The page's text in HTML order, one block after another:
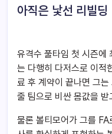
아직은 낯선 리빌딩
유격수 풀타임 첫 시즌에
는 다행히 다저스로 이적
료 후 계약이 끝나면 그
줄 팀으로 비싼 몸값을 받
물론 볼티모어가 그를 FA